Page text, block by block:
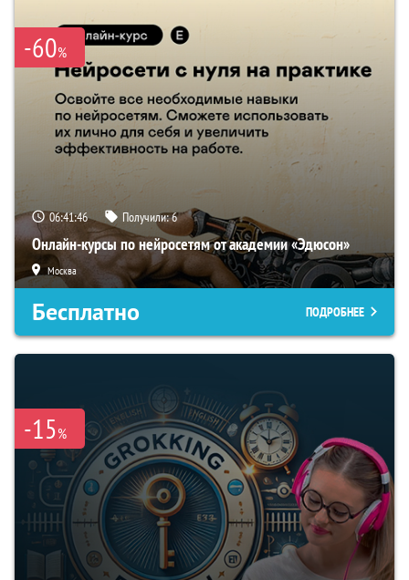
-60%
06:41:45 Получили:6
Онлайн-курсы по нейросетям от академии «Эдюсон»
Москва
Бесплатно ПОДРОБНЕЕ
-15%